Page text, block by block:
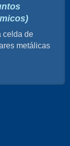
celda de
metálicas